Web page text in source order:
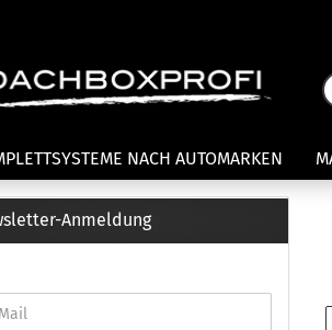
NACH AUTOMARKEN
Anmeldung